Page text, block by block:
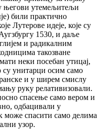
његови утемељитељи
били практично
Лутерове идеје, које су
1530, и даље
и радикалним
такозване
неки посебан утицај,
су унитарци осим само
и у ширем смислу
руку релативизовали.
спасење само вером и
одбацивали у
може спасити само делима
узор.